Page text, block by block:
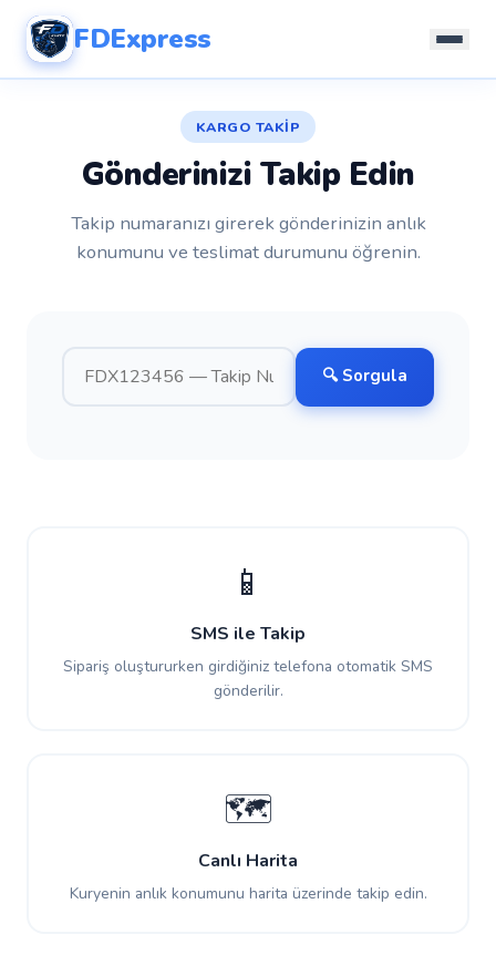
FDExpress
KARGO TAKİP
Gönderinizi Takip Edin
Takip numaranızı girerek gönderinizin anlık
konumunu ve teslimat durumunu öğrenin.
🔍 Sorgula
📱
SMS ile Takip
Sipariş oluştururken girdiğiniz telefona otomatik SMS
gönderilir.
🗺️
Canlı Harita
Kuryenin anlık konumunu harita üzerinde takip edin.